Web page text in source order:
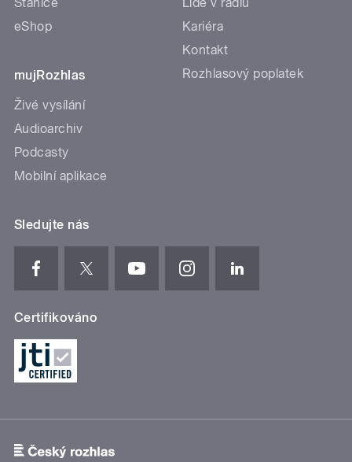
eShop
mujRozhlas
Živé vysílání
Audioarchiv
Podcasty
Mobilní aplikace
Kariéra
Kontakt
Rozhlasový poplatek
Sledujte nás
Certifikováno